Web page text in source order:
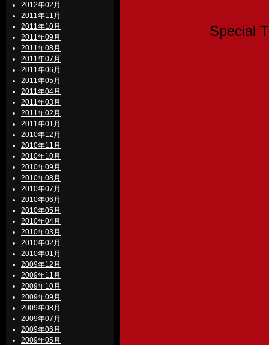
2012年02月
2011年11月
2011年10月
2011年09月
2011年08月
2011年07月
2011年06月
2011年05月
2011年04月
2011年03月
2011年02月
2011年01月
2010年12月
2010年11月
2010年10月
2010年09月
2010年08月
2010年07月
2010年06月
2010年05月
2010年04月
2010年03月
2010年02月
2010年01月
2009年12月
2009年11月
2009年10月
2009年09月
2009年08月
2009年07月
2009年06月
2009年05月
Special